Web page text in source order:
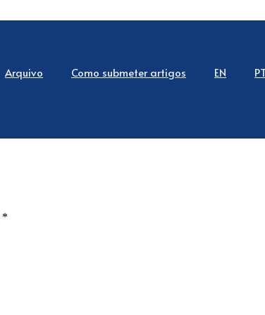
Arquivo Como submeter artigos EN
*